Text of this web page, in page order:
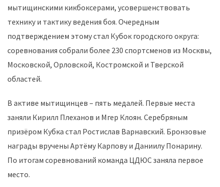
мытищинскими кикбоксерами, усовершенствовать
технику и тактику ведения боя. Очередным
подтверждением этому стал Кубок городского округа:
соревнования собрали более 230 спортсменов из Москвы,
Московской, Орловской, Костромской и Тверской
областей.
В активе мытищинцев – пять медалей. Первые места
заняли Кирилл Плеханов и Мгер Клоян. Серебряным
призёром Кубка стал Ростислав Варнавский. Бронзовые
награды вручены Артёму Карпову и Даниилу Понарину.
По итогам соревнований команда ЦДЮС заняла первое
место.